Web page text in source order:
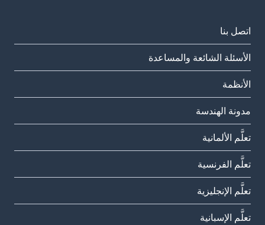
اتصل بنا
الأسئلة الشائعة والمساعدة
الأنظمة
مدونة الهندسة
تعلَّم الألمانية
تعلَّم الفرنسية
تعلَّم الإنجليزية
تعلَّم الإسبانية